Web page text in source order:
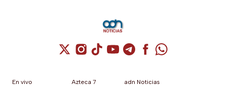
Cuenta de X / Twitter (se abre en una
Cuenta de Instagram (se abre en una
Cuenta de TikTok (se abre en
Cuenta de YouTube (se abre
Cuenta de Telegram (se
Cuenta de
Cuenta de
En vivo
Azteca 7
adn Noticias